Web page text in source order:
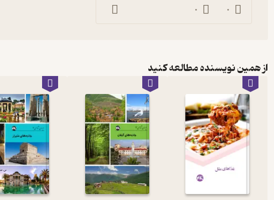
0
0
از همین نویسنده مطالعه کنید